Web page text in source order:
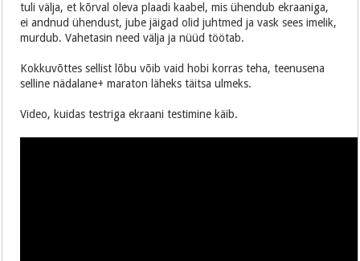
tuli välja, et kõrval oleva plaadi kaabel, mis ühendub ekraaniga,
ei andnud ühendust, jube jäigad olid juhtmed ja vask sees imelik,
murdub. Vahetasin need välja ja nüüd töötab.
Kokkuvõttes sellist lõbu võib vaid hobi korras teha, teenusena
selline nädalane+ maraton läheks täitsa ulmeks.
Video, kuidas testriga ekraani testimine käib.